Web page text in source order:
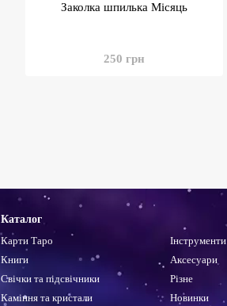
Заколка шпилька Місяць
250 грн
Каталог
Карти Таро
Книги
Свічки та підсвічники
Каміння та кристали
Інструменти
Аксесуари
Різне
Новинки